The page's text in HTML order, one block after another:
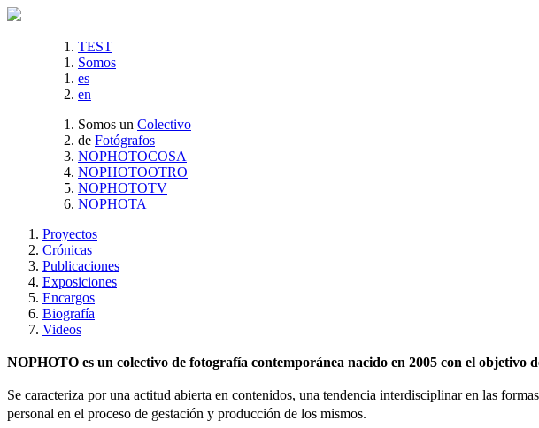
TEST
Somos
es
en
Somos un Colectivo
de Fotógrafos
NOPHOTOCOSA
NOPHOTOOTRO
NOPHOTOTV
NOPHOTA
Proyectos
Crónicas
Publicaciones
Exposiciones
Encargos
Biografía
Videos
NOPHOTO es un colectivo de fotografía contemporánea nacido en 2005 con el objetivo
Se caracteriza por una actitud abierta en contenidos, una tendencia interdisciplinar en las
personal en el proceso de gestación y producción de los mismos.